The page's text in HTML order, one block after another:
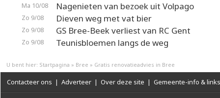
Ma 10/08 Nagenieten van bezoek uit Volpago
Zo 9/08 Dieven weg met vat bier
Zo 9/08 GS Bree-Beek verliest van RC Gent
Zo 9/08 Teunisbloemen langs de weg
U bent hier: Startpagina » Bree » Gratis renovatieadvies in Bree
Contacteer ons | Adverteer | Over deze site | Gemeente-info & links